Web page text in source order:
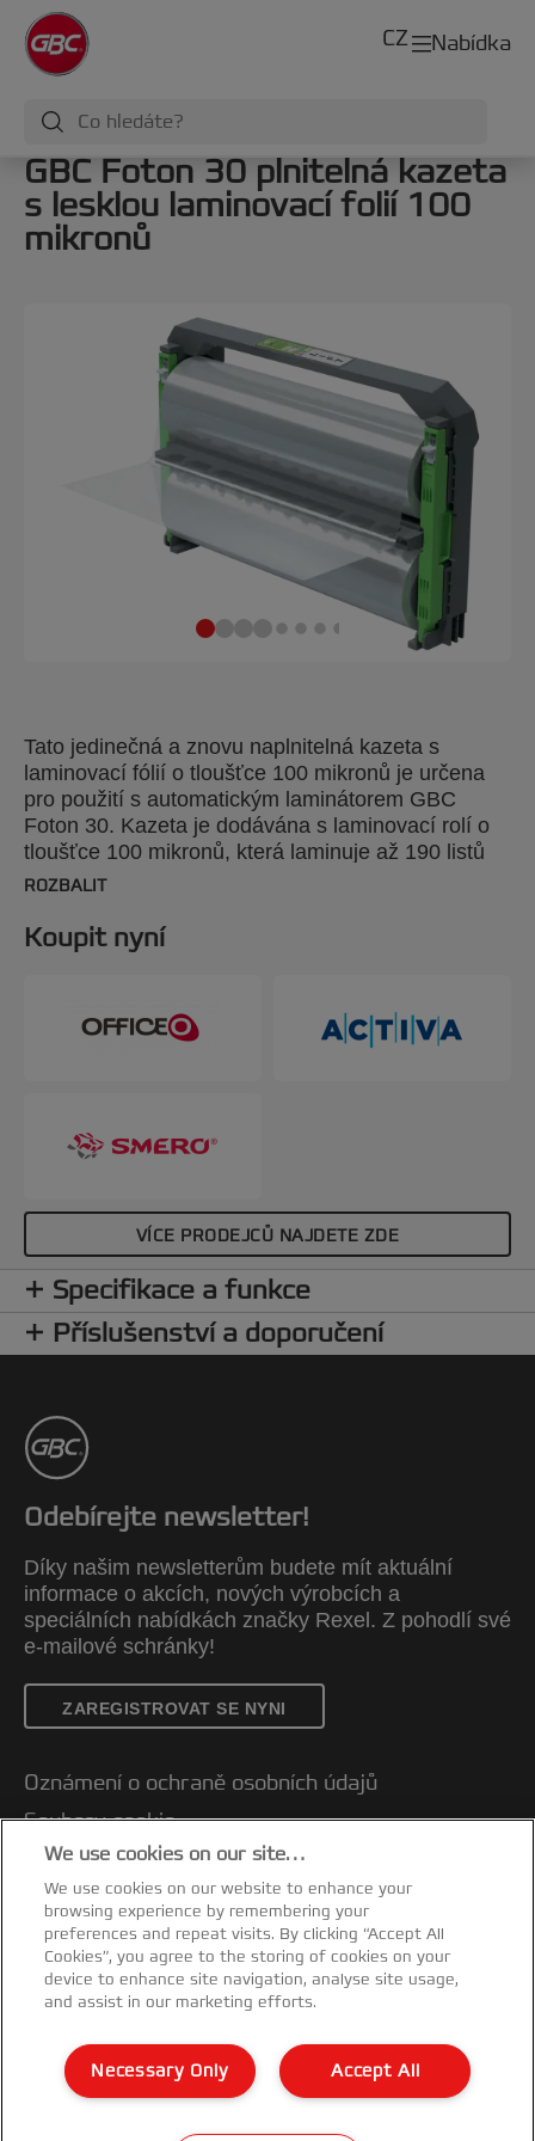
Nabídka
CZ
GBC Foton 30 plnitelná kazeta
s lesklou laminovací folií 100
mikronů
Tato jedinečná a znovu naplnitelná kazeta s
laminovací fólií o tloušťce 100 mikronů je určena
pro použití s automatickým laminátorem GBC
Foton 30. Kazeta je dodávána s laminovací rolí o
tloušťce 100 mikronů, která laminuje až 190 listů
A4. Doplnění: vyjměte prázdnou kazetu, otevřete
páčky zavřete. Celá kazeta se pak snadno vloží do
laminátoru. Náhradní 100 mikronová laminovací
ROZBALIT
Koupit nyní
VÍCE PRODEJCŮ NAJDETE ZDE
Specifikace a funkce
Příslušenství a doporučení
Odebírejte newsletter!
Díky našim newsletterům budete mít aktuální
informace o akcích, nových výrobcích a
speciálních nabídkách značky Rexel. Z pohodlí své
e-mailové schránky!
ZAREGISTROVAT SE NYNI
Oznámení o ochraně osobních údajů
Soubory cookie
Právní upozornění
Otisk
Správa mých dat
Prohlášení o shodě
Záruční podmínky
Mapa stránek
Zákaznická podpora
We use cookies on our site…
We use cookies on our website to enhance your
browsing experience by remembering your
preferences and repeat visits. By clicking “Accept All
Cookies”, you agree to the storing of cookies on your
device to enhance site navigation, analyse site usage,
and assist in our marketing efforts.
Accept All
Necessary Only